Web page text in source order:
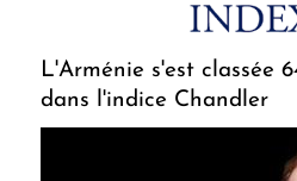
L'Arménie s'est classée
dans l'indice Chandler